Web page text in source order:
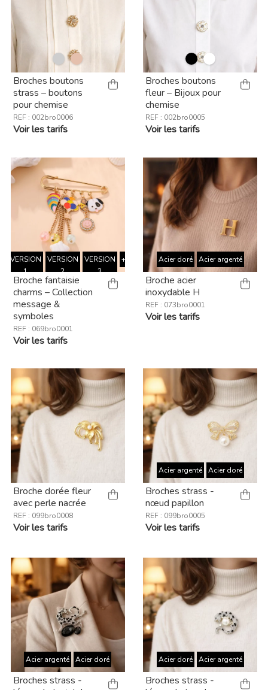
Broches boutons
strass – boutons
pour chemise
REF : 002bro0006
Voir les tarifs
Broches boutons
fleur – Bijoux pour
chemise
REF : 002bro0005
Voir les tarifs
VERSION
1
VERSION
2
VERSION
3
+
Broche fantaisie
charms – Collection
message &
symboles
REF : 069bro0001
Voir les tarifs
Acier doré Acier argenté
Broche acier
inoxydable H
REF : 073bro0001
Voir les tarifs
Broche dorée fleur
avec perle nacrée
REF : 099bro0008
Voir les tarifs
Acier argenté Acier doré
Broches strass -
nœud papillon
REF : 099bro0005
Voir les tarifs
Acier argenté Acier doré
Broches strass -
Acier doré Acier argenté
Broches strass -